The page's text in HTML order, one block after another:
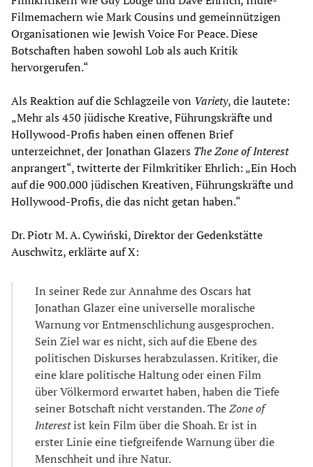
Filmemachern wie Mark Cousins und gemeinnützigen
Organisationen wie Jewish Voice For Peace. Diese
Botschaften haben sowohl Lob als auch Kritik
hervorgerufen.“
Als Reaktion auf die Schlagzeile von Variety, die lautete:
„Mehr als 450 jüdische Kreative, Führungskräfte und
Hollywood-Profis haben einen offenen Brief
unterzeichnet, der Jonathan Glazers The Zone of Interest
anprangert“, twitterte der Filmkritiker Ehrlich: „Ein Hoch
auf die 900.000 jüdischen Kreativen, Führungskräfte und
Hollywood-Profis, die das nicht getan haben.“
Dr. Piotr M. A. Cywiński, Direktor der Gedenkstätte
Auschwitz, erklärte auf X:
In seiner Rede zur Annahme des Oscars hat
Jonathan Glazer eine universelle moralische
Warnung vor Entmenschlichung ausgesprochen.
Sein Ziel war es nicht, sich auf die Ebene des
politischen Diskurses herabzulassen. Kritiker, die
eine klare politische Haltung oder einen Film
über Völkermord erwartet haben, haben die Tiefe
seiner Botschaft nicht verstanden. TheZone of
Interestist kein Film über die Shoah. Er ist in
erster Linie eine tiefgreifende Warnung über die
Menschheit und ihre Natur.